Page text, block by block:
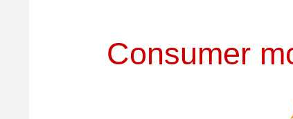
Consumer